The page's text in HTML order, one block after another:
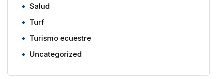
Salud
Turf
Turismo ecuestre
Uncategorized